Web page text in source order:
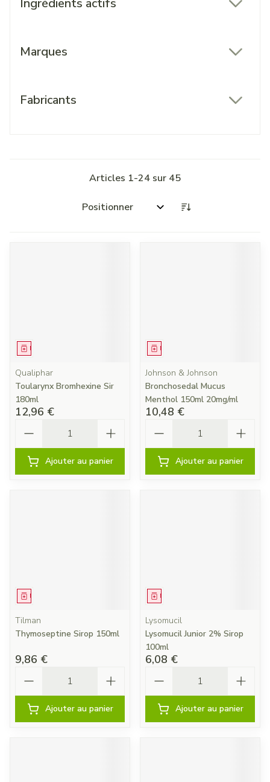
Ingrédients actifs
Marques
Fabricants
Articles 1-24 sur 45
Trier par:
Médicament
Qualiphar
Toularynx Bromhexine Sir
180ml
12,96 €
Ajouter au panier
Médicament
Johnson & Johnson
Bronchosedal Mucus
Menthol 150ml 20mg/ml
10,48 €
Ajouter au panier
Médicament
Tilman
Thymoseptine Sirop 150ml
9,86 €
Ajouter au panier
Médicament
Lysomucil
Lysomucil Junior 2% Sirop
100ml
6,08 €
Ajouter au panier